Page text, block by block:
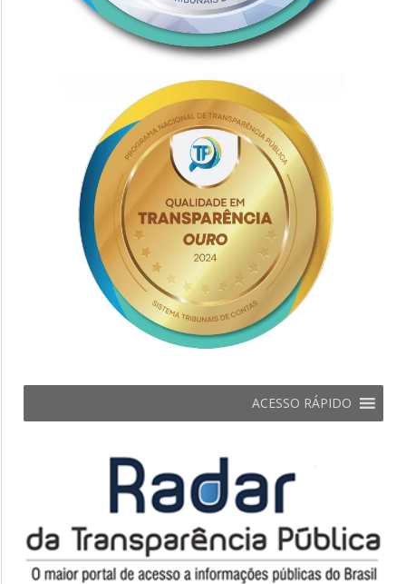
ACESSO RÁPIDO